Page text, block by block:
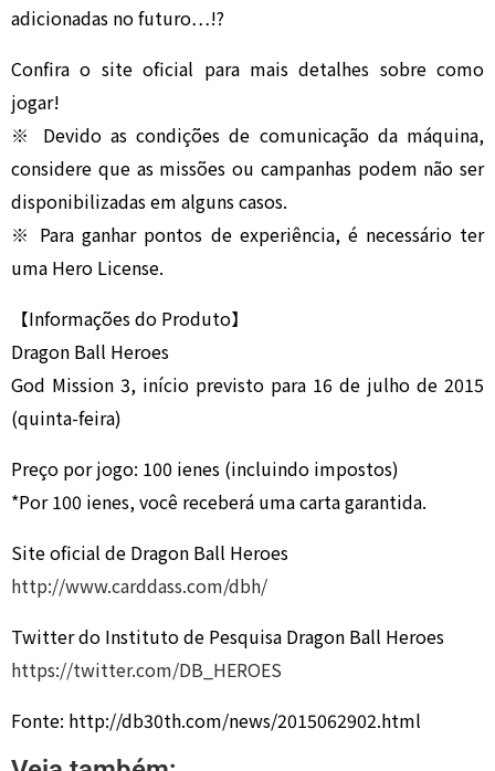
adicionadas no futuro…!?
Confira o site oficial para mais detalhes sobre como
jogar!
※ Devido as condições de comunicação da máquina,
considere que as missões ou campanhas podem não ser
disponibilizadas em alguns casos.
※ Para ganhar pontos de experiência, é necessário ter
uma Hero License.
【Informações do Produto】
Dragon Ball Heroes
God Mission 3, início previsto para 16 de julho de 2015
(quinta-feira)
Preço por jogo: 100 ienes (incluindo impostos)
*Por 100 ienes, você receberá uma carta garantida.
Site oficial de Dragon Ball Heroes
http://www.carddass.com/dbh/
Twitter do Instituto de Pesquisa Dragon Ball Heroes
https://twitter.com/DB_HEROES
Fonte: http://db30th.com/news/2015062902.html